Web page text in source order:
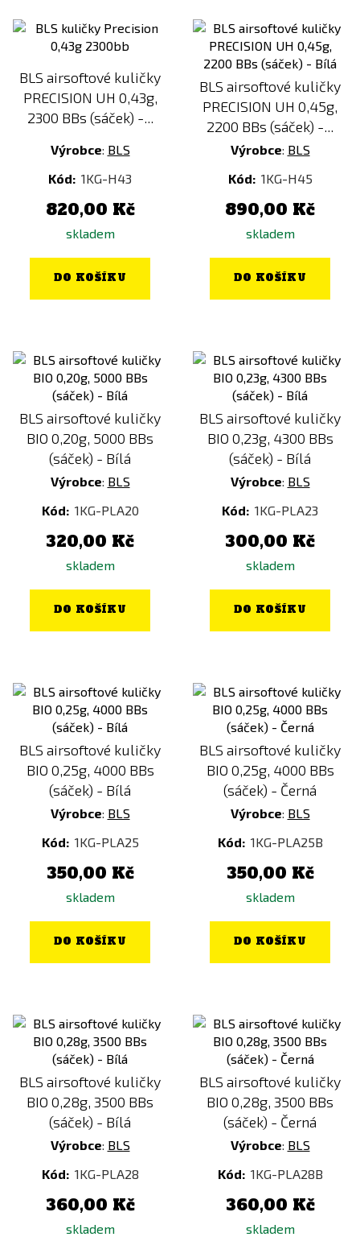
BLS airsoftové kuličky
PRECISION UH 0,43g,
2300 BBs (sáček) -...
Výrobce: BLS
Kód: 1KG-H43
820,00 Kč
skladem
DO KOŠÍKU
BLS airsoftové kuličky
PRECISION UH 0,45g,
2200 BBs (sáček) -...
Výrobce: BLS
Kód: 1KG-H45
890,00 Kč
skladem
DO KOŠÍKU
BLS airsoftové kuličky
BIO 0,20g, 5000 BBs
(sáček) - Bílá
Výrobce: BLS
Kód: 1KG-PLA20
320,00 Kč
skladem
DO KOŠÍKU
BLS airsoftové kuličky
BIO 0,23g, 4300 BBs
(sáček) - Bílá
Výrobce: BLS
Kód: 1KG-PLA23
300,00 Kč
skladem
DO KOŠÍKU
BLS airsoftové kuličky
BIO 0,25g, 4000 BBs
(sáček) - Bílá
Výrobce: BLS
Kód: 1KG-PLA25
350,00 Kč
skladem
DO KOŠÍKU
BLS airsoftové kuličky
BIO 0,25g, 4000 BBs
(sáček) - Černá
Výrobce: BLS
Kód: 1KG-PLA25B
350,00 Kč
skladem
DO KOŠÍKU
BLS airsoftové kuličky
BIO 0,28g, 3500 BBs
(sáček) - Bílá
Výrobce: BLS
Kód: 1KG-PLA28
360,00 Kč
skladem
BLS airsoftové kuličky
BIO 0,28g, 3500 BBs
(sáček) - Černá
Výrobce: BLS
Kód: 1KG-PLA28B
360,00 Kč
skladem